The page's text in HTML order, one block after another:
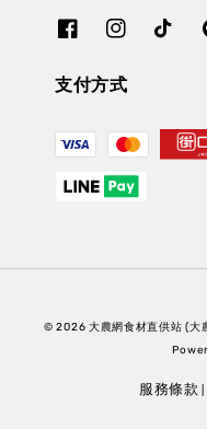
支付方式
© 2026 大農網食材直供站 (大
服務條款